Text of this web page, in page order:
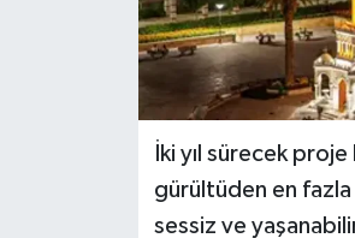
İki yıl sürecek
gürültüden en fazla
sessiz ve